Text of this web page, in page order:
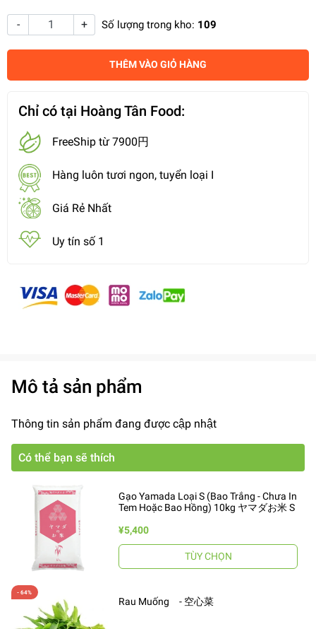
- + Số lượng trong kho: 109
THÊM VÀO GIỎ HÀNG
Chỉ có tại Hoàng Tân Food:
FreeShip từ 7900円
Hàng luôn tươi ngon, tuyển loại I
Giá Rẻ Nhất
Uy tín số 1
Mô tả sản phẩm
Thông tin sản phẩm đang được cập nhật
Có thể bạn sẽ thích
Gạo Yamada Loại S (Bao Trắng - Chưa In
Tem Hoặc Bao Hồng) 10kg ヤマダお米 S
¥5,400
TÙY CHỌN
Rau Muống - 空心菜